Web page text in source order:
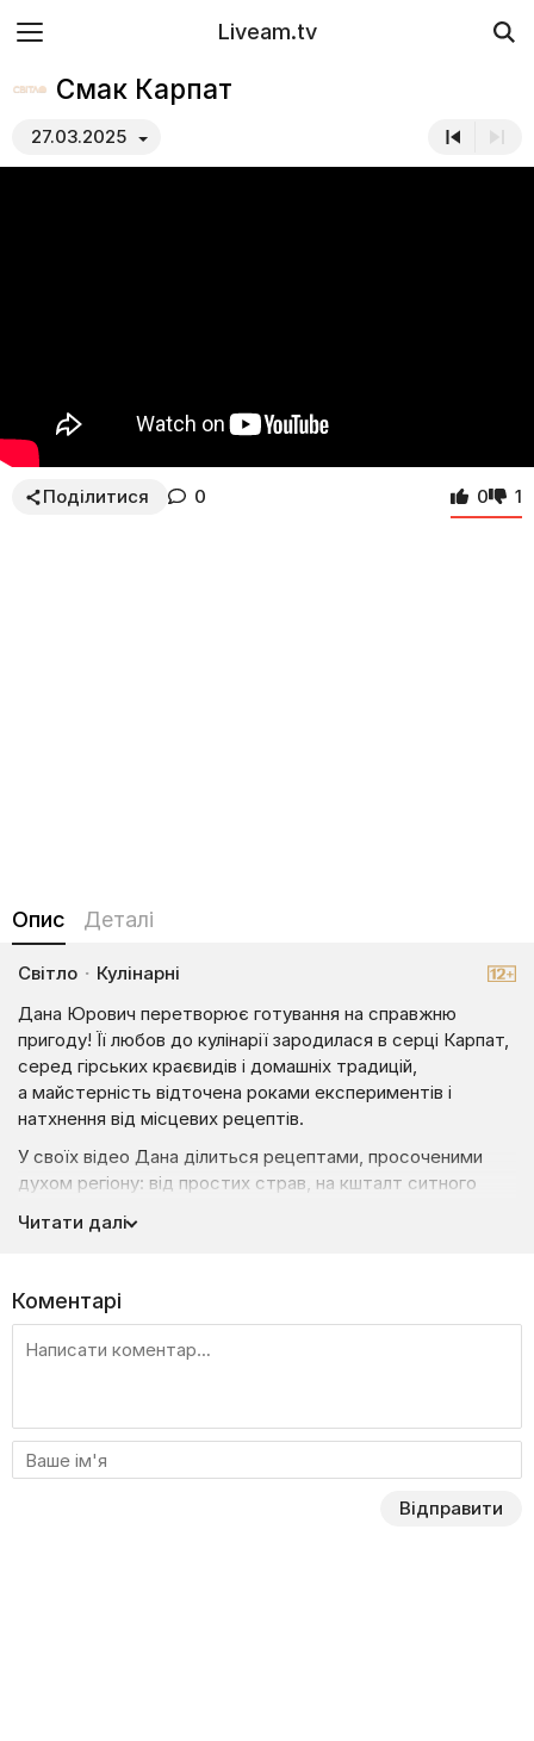
Liveam.tv
Смак Карпат
27.03.2025
Поділитися 0 0 1
Опис Деталі
Світло · Кулінарні
Дана Юрович перетворює готування на справжню
пригоду! Її любов до кулінарії зародилася в серці Карпат,
серед гірських краєвидів і домашніх традицій,
а майстерність відточена роками експериментів і
натхнення від місцевих рецептів.
У своїх відео Дана ділиться рецептами, просоченими
духом регіону: від простих страв, на кшталт ситного
як от ароматний бануш із бринзою чи святкові голубці.
продукти та доступні інгредієнти. Серед її фаворитів —
грибна юшка, карпатські вареники та медові пряники, які
зігрівають у будь-який день.
шедеври. Її девіз: їжа — це смак, традиції та радість
Карпат!
Читати далі
Коментарі
Відправити